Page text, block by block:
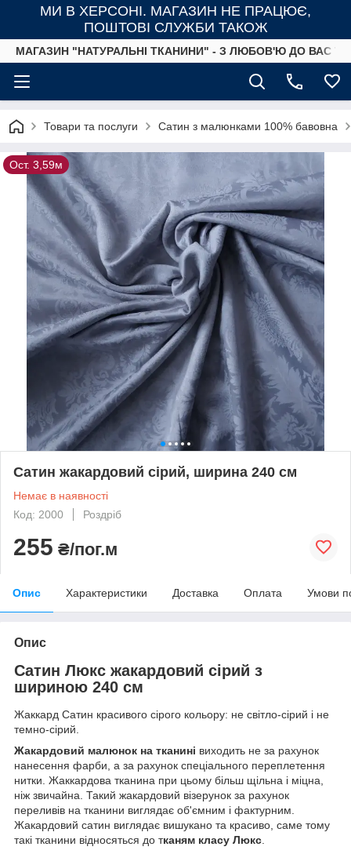
МИ В ХЕРСОНІ. МАГАЗИН НЕ ПРАЦЮЄ,
ПОШТОВІ СЛУЖБИ ТАКОЖ
МАГАЗИН "НАТУРАЛЬНІ ТКАНИНИ" - З ЛЮБОВ'Ю ДО ВАС
Товари та послуги Сатин з малюнками 100% бавовна
Ост. 3,59м
Сатин жакардовий сірий, ширина 240 см
Немає в наявності
Код: 2000
Роздріб
255 ₴/пог.м
Опис Характеристики Доставка Оплата Умови
Опис
Сатин Люкс жакардовий сірий з
шириною 240 см
Жаккард Сатин красивого сірого кольору: не світло-сірий і не
темно-сірий.
Жакардовий малюнок на тканині виходить не за рахунок
нанесення фарби, а за рахунок спеціального переплетення
нитки. Жаккардова тканина при цьому більш щільна і міцна,
ніж звичайна. Такий жакардовий візерунок за рахунок
переливів на тканини виглядає об'ємним і фактурним.
Жакардовий сатин виглядає вишукано та красиво, саме тому
такі тканини відносяться до тканям класу Люкс.